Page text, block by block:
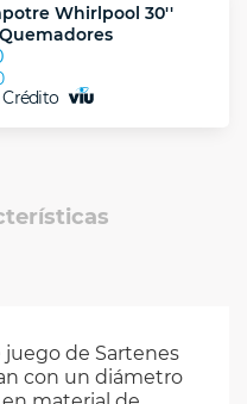
Whirlpool 30''
juego de Sartenes
con un diámetro